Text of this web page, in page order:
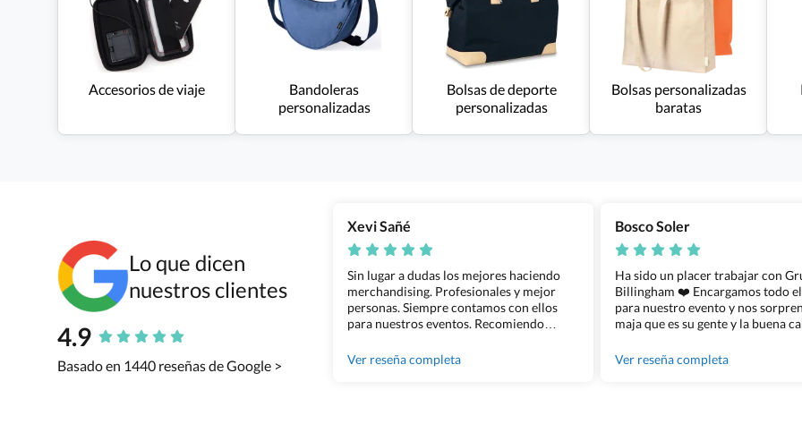
Accesorios de viaje
Bandoleras
personalizadas
Bolsas de deporte
personalizadas
Bolsas personalizadas
baratas
Lo que dicen
nuestros clientes
4.9
Basado en 1440 reseñas de Google >
Xevi Sañé
Sin lugar a dudas los mejores haciendo
merchandising. Profesionales y mejor
personas. Siempre contamos con ellos
para nuestros eventos. Recomiendo
Ver reseña completa
Bosco Soler
Ha sido un placer trabajar con
Billingham ❤️ Encargamos todo
para nuestro evento y nos
maja que es su gente y la buena
100% recomendado!!
Ver reseña completa